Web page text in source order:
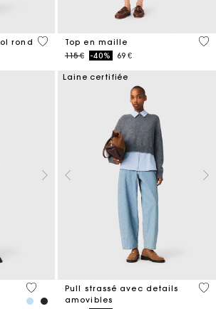
rond 3,9 out of 5 Customer Rating
Top en maille
Price reduced from
115 €to-40% 69 €
5
5 out of 5 Customer Rating
Laine certifiée
Pull strassé avec details
amovibles
3,2